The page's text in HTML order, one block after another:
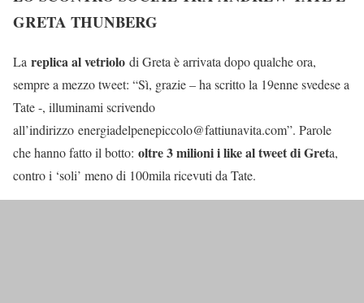
GRETA THUNBERG
La replica al vetriolo di Greta è arrivata dopo qualche ora,
sempre a mezzo tweet: “Sì, grazie – ha scritto la 19enne svedese a
Tate -, illuminami scrivendo
all’indirizzo energiadelpenepiccolo@fattiunavita.com”. Parole
che hanno fatto il botto: oltre 3 milioni i like al tweet di Greta,
contro i ‘soli’ meno di 100mila ricevuti da Tate.